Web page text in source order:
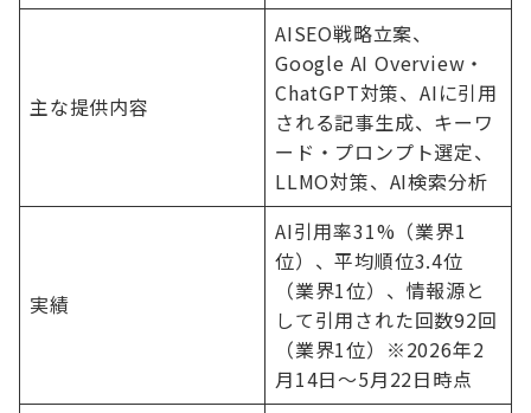
主な提供内容
AISEO戦略立案、
Google AI Overview・
ChatGPT対策、AIに引用
される記事生成、キーワ
ード・プロンプト選定、
LLMO対策、AI検索分析
実績
AI引用率31%（業界1
位）、平均順位3.4位
（業界1位）、情報源と
して引用された回数92回
（業界1位）※2026年2
月14日〜5月22日時点